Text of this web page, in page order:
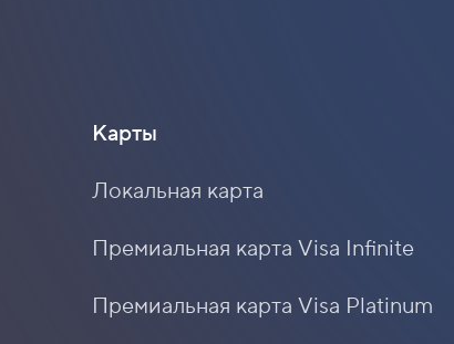
Карты
Локальная карта
Премиальная карта Visa Infinite
Премиальная карта Visa Platinum